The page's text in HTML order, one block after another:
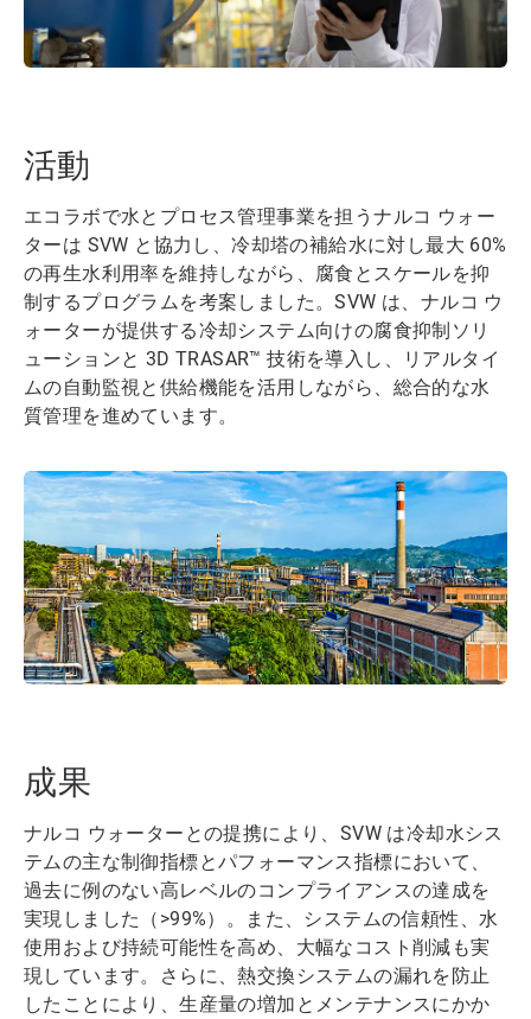
活動
エコラボで水とプロセス管理事業を担うナルコ ウォー
ターは SVW と協力し、冷却塔の補給水に対し最大 60%
の再生水利用率を維持しながら、腐食とスケールを抑
制するプログラムを考案しました。SVW は、ナルコ ウ
ォーターが提供する冷却システム向けの腐食抑制ソリ
ューションと 3D TRASAR™ 技術を導入し、リアルタイ
ムの自動監視と供給機能を活用しながら、総合的な水
質管理を進めています。
成果
ナルコ ウォーターとの提携により、SVW は冷却水シス
テムの主な制御指標とパフォーマンス指標において、
過去に例のない高レベルのコンプライアンスの達成を
実現しました（>99%）。また、システムの信頼性、水
使用および持続可能性を高め、大幅なコスト削減も実
現しています。さらに、熱交換システムの漏れを防止
したことにより、生産量の増加とメンテナンスにかか